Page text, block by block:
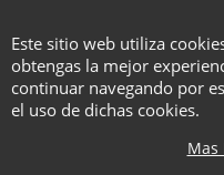
mal uso
Prohibida la
Este sitio web utiliza
obtengas la mejor
continuar navegando por
el uso de dichas cookies.
Mas